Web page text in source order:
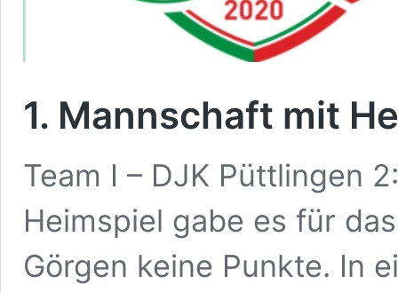
1. Mannschaft mit
Team I – DJK Püttlingen
Heimspiel gabe es für
Görgen keine Punkte. In